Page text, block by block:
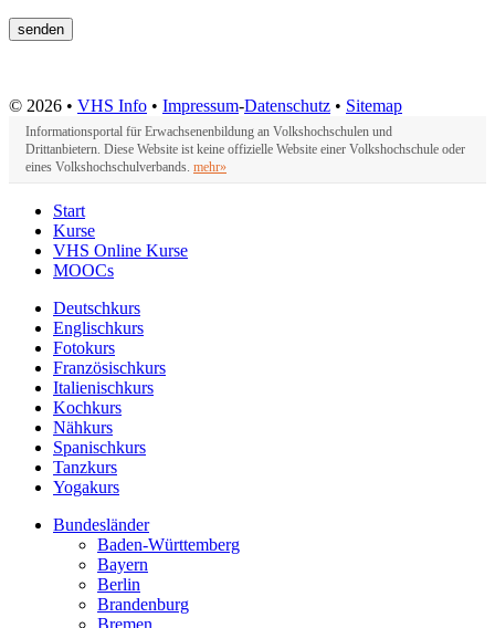
© 2026 • VHS Info • Impressum-Datenschutz • Sitemap
Informationsportal für Erwachsenenbildung an Volkshochschulen und
Drittanbietern. Diese Website ist keine offizielle Website einer Volkshochschule oder
eines Volkshochschulverbands. mehr»
Start
Kurse
VHS Online Kurse
MOOCs
Deutschkurs
Englischkurs
Fotokurs
Französischkurs
Italienischkurs
Kochkurs
Nähkurs
Spanischkurs
Tanzkurs
Yogakurs
Bundesländer
Baden-Württemberg
Bayern
Berlin
Brandenburg
Bremen